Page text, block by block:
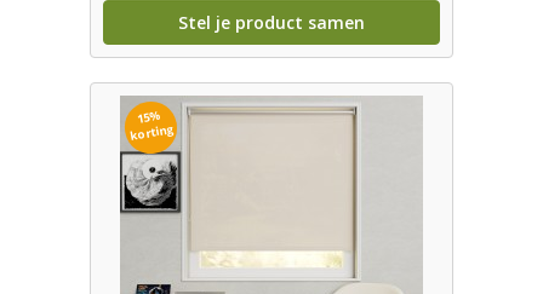
Stel je product samen
15%
korting